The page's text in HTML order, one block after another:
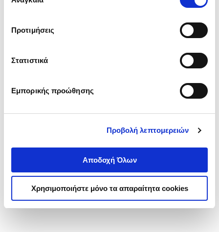
΄΄και να ενημερωθείτε σχετικά με
Προτιμήσεις
Στατιστικά
Εμπορικής προώθησης
Προβολή λεπτομερειών
Αποδοχή Όλων
Χρησιμοποιήστε μόνο τα απαραίτητα cookies